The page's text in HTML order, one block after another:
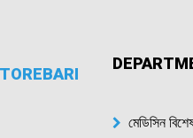
মেডিসিন